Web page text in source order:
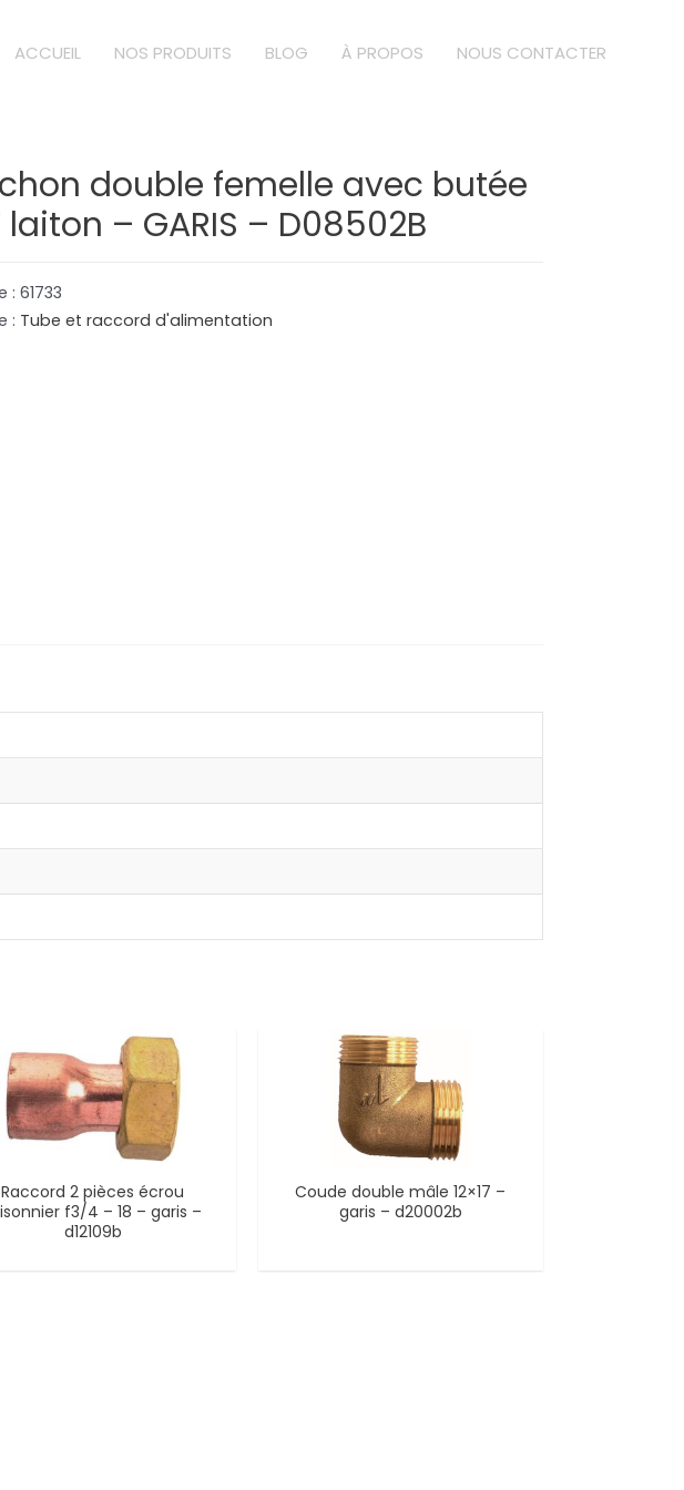
ACCUEIL NOS PRODUITS BLOG À PROPOS NOUS CONTACTER
double femelle avec butée
laiton – GARIS – D08502B
:61733
: Tube et raccord d'alimentation
Raccord 2 pièces écrou
f3/4 – 18 – garis –
d12109b
Coude double mâle 12×17 –
garis – d20002b